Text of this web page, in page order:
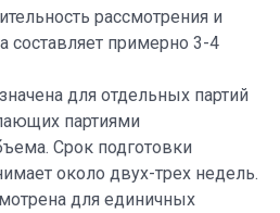
рассмотрения и
составляет примерно 3-4
для отдельных партий
партиями
Срок подготовки
около двух-трех недель.
для единичных